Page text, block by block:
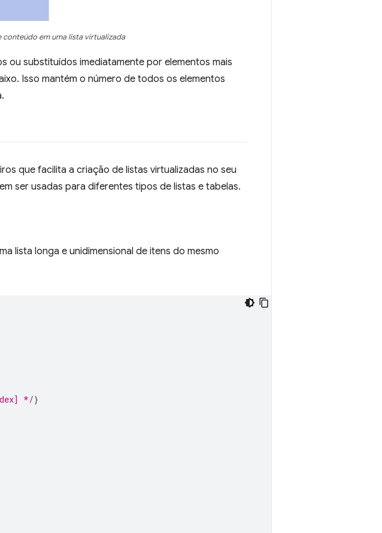
conteúdo em uma lista virtualizada
ou substituídos imediatamente por elementos mais
Isso mantém o número de todos os elementos
que facilita a criação de listas virtualizadas no seu
ser usadas para diferentes tipos de listas e tabelas.
lista longa e unidimensional de itens do mesmo
*/}